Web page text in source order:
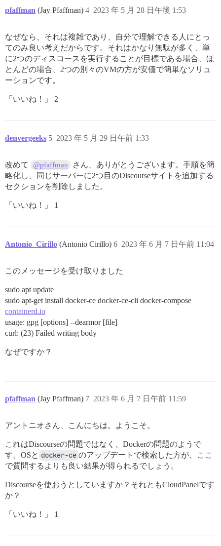
pfaffman (Jay Pfaffman) 2023 年 5 月 28 日午後 1:53
4
なぜなら、それは複雑であり、自分で理解できる人にとっ
てのみ良い考えだからです。それはかなり無駄が多く、単
に2つのディスコースを実行することが目標である場合、ほ
とんどの場合、2つの別々のVMの方が安価で簡単なソリュ
ーションです。
「いいね！」 2
denvergeeks 2023 年 5 月 29 日午前 1:33
5
改めて @pfaffman
さん、ありがとうございます。手順を簡
略化し、同じサーバーに2つ目のDiscourseサイトを追加する
セクションを削除しました。
「いいね！」 1
Antonio_Cirillo (Antonio Cirillo) 2023 年 6 月 7 日午前 11:04
6
このメッセージを受け取りました
sudo apt update
sudo apt-get install docker-ce docker-ce-cli docker-compose
containerd.io
usage: gpg [options] --dearmor [file]
curl: (23) Failed writing body
なぜですか？
pfaffman (Jay Pfaffman) 2023 年 6 月 7 日午前 11:59
7
アントニオさん、こんにちは。ようこそ。
これはDiscourseの問題ではなく、Dockerの問題のようで
す。OSと docker-ce のアップデートで検索した方が、ここ
で質問するよりも良い結果が得られるでしょう。
Discourseを使おうとしていますか？それともCloudPanelです
か？
「いいね！」 1